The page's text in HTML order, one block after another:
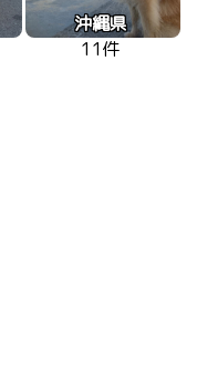
沖縄県
11件